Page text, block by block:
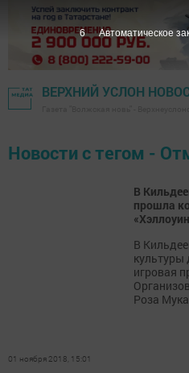
ВЕРХНИЙ УСЛОН
Новости с тегом -
В
прошла
В
культуры
игровая
Роза
01 ноября 2018, 15:01
6 Автоматическое